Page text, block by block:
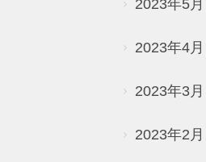
2023年5月
2023年4月
2023年3月
2023年2月